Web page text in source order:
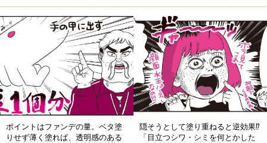
ポイントはファンデの量。ベタ塗
りせず薄く塗れば、透明感のある
隠そうとして塗り重ねると逆効果⁉
「目立つシワ・シミを何とかした